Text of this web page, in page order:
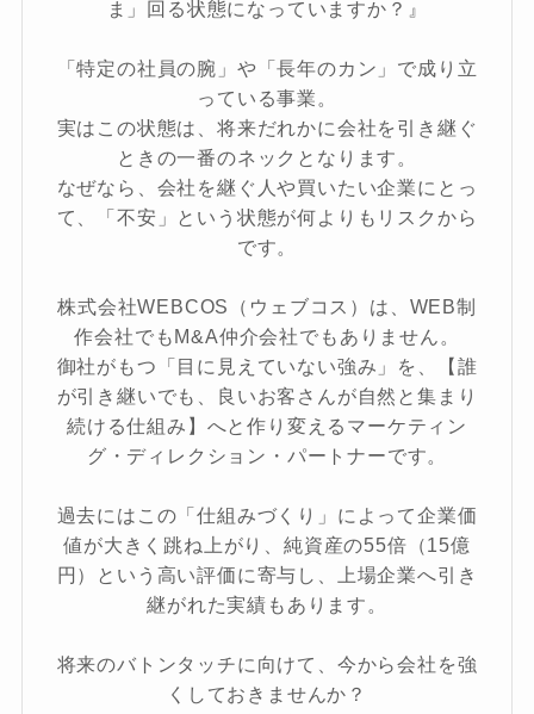
ま」回る状態になっていますか？』
「特定の社員の腕」や「長年のカン」で成り立
っている事業。
実はこの状態は、将来だれかに会社を引き継ぐ
ときの一番のネックとなります。
なぜなら、会社を継ぐ人や買いたい企業にとっ
て、「不安」という状態が何よりもリスクから
です。
株式会社WEBCOS（ウェブコス）は、WEB制
作会社でもM&A仲介会社でもありません。
御社がもつ「目に見えていない強み」を、【誰
が引き継いでも、良いお客さんが自然と集まり
続ける仕組み】へと作り変えるマーケティン
グ・ディレクション・パートナーです。
過去にはこの「仕組みづくり」によって企業価
値が大きく跳ね上がり、純資産の55倍（15億
円）という高い評価に寄与し、上場企業へ引き
継がれた実績もあります。
将来のバトンタッチに向けて、今から会社を強
くしておきませんか？